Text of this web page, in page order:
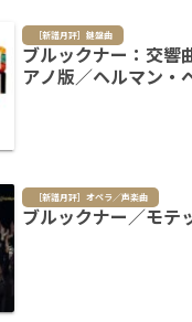
［新譜月評］鍵盤曲
ブルックナー：交響
アノ版／ヘルマン・
［新譜月評］オペラ／声楽曲
ブルックナー／モテ